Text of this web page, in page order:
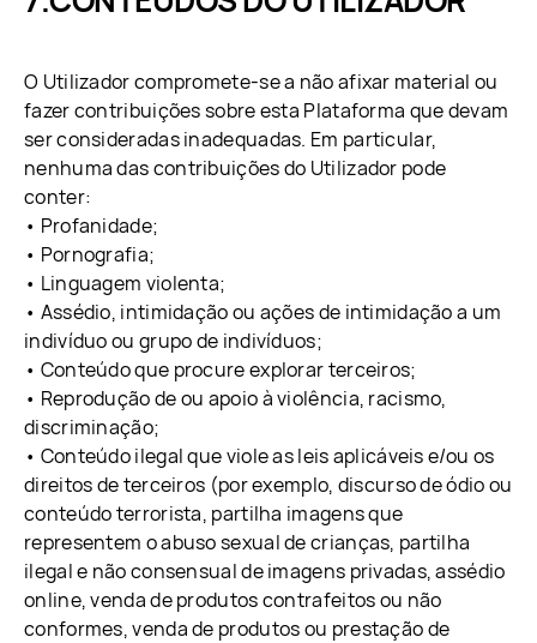
O Utilizador compromete-se a não afixar material ou
fazer contribuições sobre esta Plataforma que devam
ser consideradas inadequadas. Em particular,
nenhuma das contribuições do Utilizador pode
conter:
• Profanidade;
• Pornografia;
• Linguagem violenta;
• Assédio, intimidação ou ações de intimidação a um
indivíduo ou grupo de indivíduos;
• Conteúdo que procure explorar terceiros;
• Reprodução de ou apoio à violência, racismo,
discriminação;
• Conteúdo ilegal que viole as leis aplicáveis e/ou os
direitos de terceiros (por exemplo, discurso de ódio ou
conteúdo terrorista, partilha imagens que
representem o abuso sexual de crianças, partilha
ilegal e não consensual de imagens privadas, assédio
online, venda de produtos contrafeitos ou não
conformes, venda de produtos ou prestação de